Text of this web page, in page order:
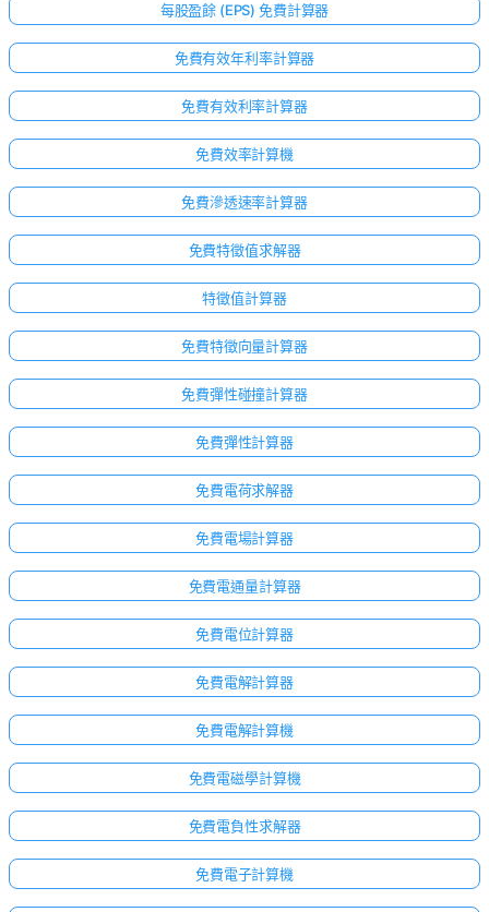
點擊
每股盈餘 (EPS) 免費計算器
免費有效年利率計算器
免費有效利率計算器
免費效率計算機
免費滲透速率計算器
免費特徵值求解器
特徵值計算器
免費特徵向量計算器
免費彈性碰撞計算器
免費彈性計算器
免費電荷求解器
免費電場計算器
免費電通量計算器
免費電位計算器
免費電解計算器
免費電解計算機
免費電磁學計算機
免費電負性求解器
免費電子計算機